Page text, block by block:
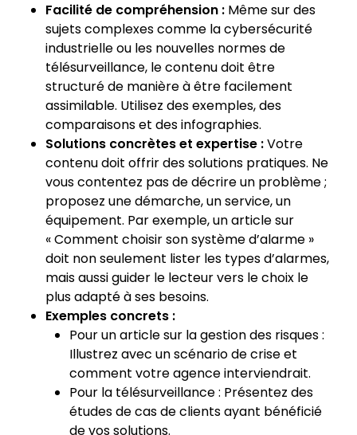
Facilité de compréhension :Même sur des
sujets complexes comme la cybersécurité
industrielle ou les nouvelles normes de
télésurveillance, le contenu doit être
structuré de manière à être facilement
assimilable. Utilisez des exemples, des
comparaisons et des infographies.
Solutions concrètes et expertise :Votre
contenu doit offrir des solutions pratiques. Ne
vous contentez pas de décrire un problème ;
proposez une démarche, un service, un
équipement. Par exemple, un article sur
« Comment choisir son système d’alarme »
doit non seulement lister les types d’alarmes,
mais aussi guider le lecteur vers le choix le
plus adapté à ses besoins.
Exemples concrets :
Pour un article sur la gestion des risques :
Illustrez avec un scénario de crise et
comment votre agence interviendrait.
Pour la télésurveillance : Présentez des
études de cas de clients ayant bénéficié
de vos solutions.